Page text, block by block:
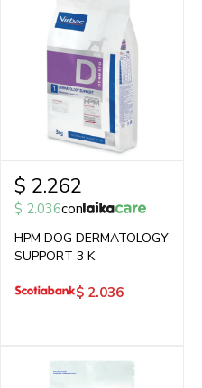
$ 2.262
$ 2.036con
HPM DOG DERMATOLOGY
SUPPORT 3 K
$ 2.036